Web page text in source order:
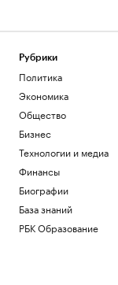
Рубрики
Политика
Экономика
Общество
Бизнес
Технологии и медиа
Финансы
Биографии
База знаний
РБК Образование